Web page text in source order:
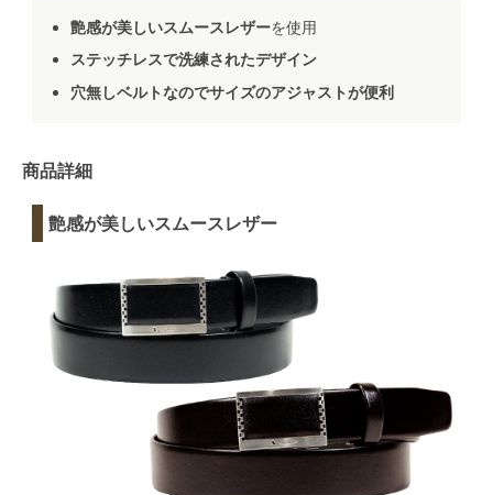
艶感が美しいスムースレザーを使用
ステッチレスで洗練されたデザイン
穴無しベルトなのでサイズのアジャストが便利
商品詳細
艶感が美しいスムースレザー